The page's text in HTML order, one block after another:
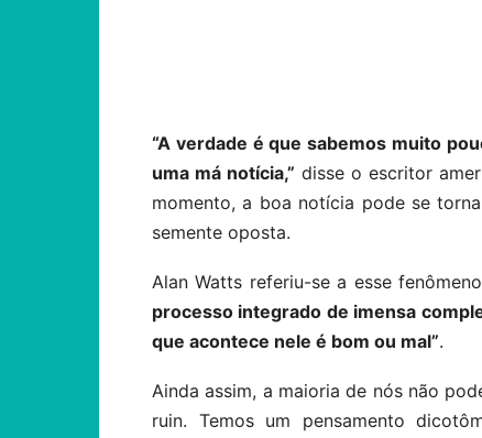
“A verdade é que sabemos muito
uma má notícia,” disse o escritor
momento, a boa notícia pode se
semente oposta.
Alan Watts referiu-se a esse
processo integrado de imensa
que acontece nele é bom ou mal”.
Ainda assim, a maioria de nós não
ruin. Temos um pensamento